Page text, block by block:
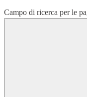
Campo di ricerca per le